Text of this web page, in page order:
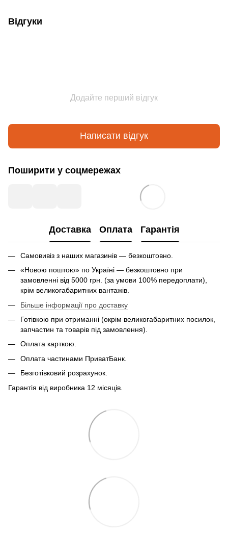
Відгуки
Додайте перший відгук
Написати відгук
Поширити у соцмережах
Доставка Оплата Гарантія
Самовивіз з наших магазинів — безкоштовно.
«Новою поштою» по Україні — безкоштовно при
замовленні від 5000 грн. (за умови 100% передоплати),
крім великогабаритних вантажів.
Більше інформації про доставку
Готівкою при отриманні (окрім великогабаритних посилок,
запчастин та товарів під замовлення).
Оплата карткою.
Оплата частинами ПриватБанк.
Безготівковий розрахунок.
Гарантія від виробника 12 місяців.